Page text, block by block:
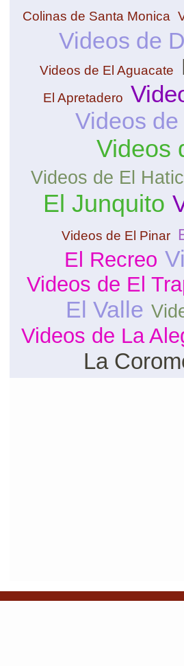
Colinas de Santa Monica
Videos de
Videos de El Aguacate
El Apretadero
Videos
Videos
Videos de El
El Junquito
Videos de El Pinar
El Recreo
Videos de El
El Valle
Videos de La
La